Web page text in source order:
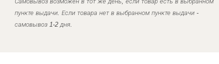
пункте выдачи. Если товара нет в выбранном пункте выдачи -
самовывоз 1-2 дня.